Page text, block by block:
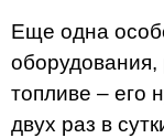
Еще одна
топливе – его
двух раз в